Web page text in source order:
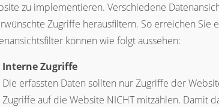
zu implementieren. Verschiedene
Zugriffe herausfiltern. So erreichen Sie
können wie folgt aussehen:
Interne Zugriffe
Die erfassten Daten sollten nur Zugriffe der
Zugriffe auf die Website NICHT mitzählen. Damit